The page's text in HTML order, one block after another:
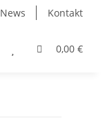
News Kontakt
0,00 €